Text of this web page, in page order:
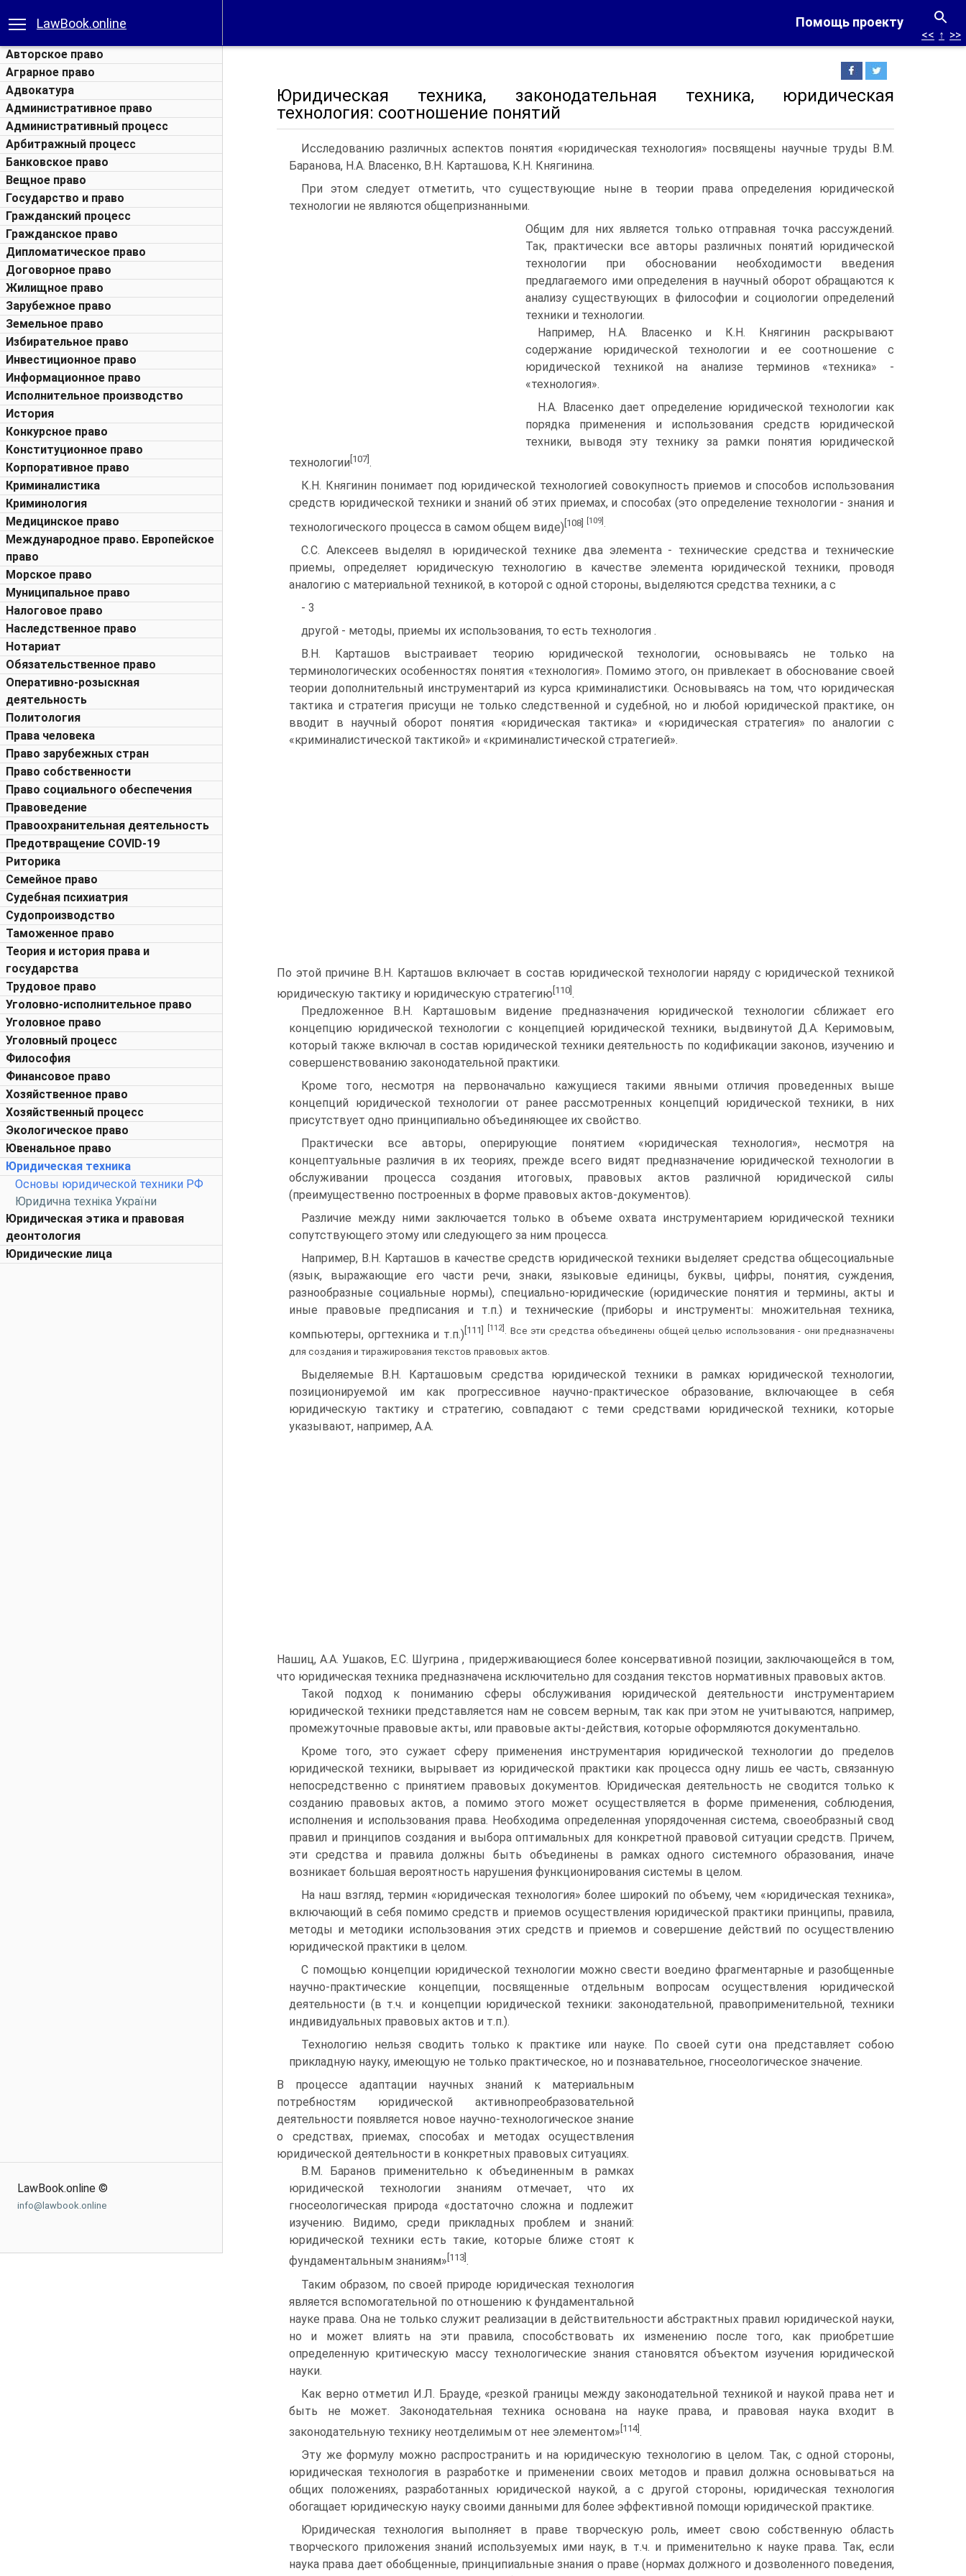
Помощь проекту
LawBook.online
Авторское право
Аграрное право
Адвокатура
Административное право
Административный процесс
Арбитражный процесс
Банковское право
Вещное право
Государство и право
Гражданский процесс
Гражданское право
Дипломатическое право
Договорное право
Жилищное право
Зарубежное право
Земельное право
Избирательное право
Инвестиционное право
Информационное право
Исполнительное производство
История
Конкурсное право
Конституционное право
Корпоративное право
Криминалистика
Криминология
Медицинское право
Международное право. Европейское
право
Морское право
Муниципальное право
Налоговое право
Наследственное право
Нотариат
Обязательственное право
Оперативно-розыскная
деятельность
Политология
Права человека
Право зарубежных стран
Право собственности
Право социального обеспечения
Правоведение
Правоохранительная деятельность
Предотвращение COVID-19
Риторика
Семейное право
Судебная психиатрия
Судопроизводство
Таможенное право
Теория и история права и
государства
Трудовое право
Уголовно-исполнительное право
Уголовное право
Уголовный процесс
Философия
Финансовое право
Хозяйственное право
Хозяйственный процесс
Экологическое право
Ювенальное право
Юридическая техника
Основы юридической техники РФ
Юридична техніка України
Юридическая этика и правовая
деонтология
Юридические лица
LawBook.online ©
info@lawbook.online
<< ↑ >>
Юридическая техника, законодательная техника, юридическая
технология: соотношение понятий
Исследованию различных аспектов понятия «юридическая технология» посвящены научные труды В.М.
Баранова, Н.А. Власенко, В.Н. Карташова, К.Н. Княгинина.
При этом следует отметить, что существующие ныне в теории права определения юридической
технологии не являются общепризнанными.
Общим для них является только отправная точка рассуждений.
Так, практически все авторы различных понятий юридической
технологии при обосновании необходимости введения
предлагаемого ими определения в научный оборот обращаются к
анализу существующих в философии и социологии определений
техники и технологии.
Например, Н.А. Власенко и К.Н. Княгинин раскрывают
содержание юридической технологии и ее соотношение с
юридической техникой на анализе терминов «техника» -
«технология».
Н.А. Власенко дает определение юридической технологии как
порядка применения и использования средств юридической
техники, выводя эту технику за рамки понятия юридической
технологии [107] .
К.Н. Княгинин понимает под юридической технологией совокупность приемов и способов использования
средств юридической техники и знаний об этих приемах, и способах (это определение технологии - знания и
технологического процесса в самом общем виде) [108] [109]
С.С. Алексеев выделял в юридической технике два элемента - технические средства и технические
приемы, определяет юридическую технологию в качестве элемента юридической техники, проводя
аналогию с материальной техникой, в которой с одной стороны, выделяются средства техники, а с
- 3
другой - методы, приемы их использования, то есть технология .
В.Н. Карташов выстраивает теорию юридической технологии, основываясь не только на
терминологических особенностях понятия «технология». Помимо этого, он привлекает в обоснование своей
теории дополнительный инструментарий из курса криминалистики. Основываясь на том, что юридическая
тактика и стратегия присущи не только следственной и судебной, но и любой юридической практике, он
вводит в научный оборот понятия «юридическая тактика» и «юридическая стратегия» по аналогии с
«криминалистической тактикой» и «криминалистической стратегией».
По этой причине В.Н. Карташов включает в состав юридической технологии наряду с юридической техникой
юридическую тактику и юридическую стратегию [110] .
Предложенное В.Н. Карташовым видение предназначения юридической технологии сближает его
концепцию юридической технологии с концепцией юридической техники, выдвинутой Д.А. Керимовым,
который также включал в состав юридической техники деятельность по кодификации законов, изучению и
совершенствованию законодательной практики.
Кроме того, несмотря на первоначально кажущиеся такими явными отличия проведенных выше
концепций юридической технологии от ранее рассмотренных концепций юридической техники, в них
присутствует одно принципиально объединяющее их свойство.
Практически все авторы, оперирующие понятием «юридическая технология», несмотря на
концептуальные различия в их теориях, прежде всего видят предназначение юридической технологии в
обслуживании процесса создания итоговых, правовых актов различной юридической силы
(преимущественно построенных в форме правовых актов-документов).
Различие между ними заключается только в объеме охвата инструментарием юридической техники
сопутствующего этому или следующего за ним процесса.
Например, В.Н. Карташов в качестве средств юридической техники выделяет средства общесоциальные
(язык, выражающие его части речи, знаки, языковые единицы, буквы, цифры, понятия, суждения,
разнообразные социальные нормы), специально-юридические (юридические понятия и термины, акты и
иные правовые предписания и т.п.) и технические (приборы и инструменты: множительная техника,
компьютеры, оргтехника и т.п.) [111] [112]
. Все эти средства объединены общей целью использования - они предназначены
для создания и тиражирования текстов правовых актов.
Выделяемые В.Н. Карташовым средства юридической техники в рамках юридической технологии,
позиционируемой им как прогрессивное научно-практическое образование, включающее в себя
юридическую тактику и стратегию, совпадают с теми средствами юридической техники, которые
указывают, например, А.А.
Нашиц, А.А. Ушаков, Е.С. Шугрина , придерживающиеся более консервативной позиции, заключающейся в том,
что юридическая техника предназначена исключительно для создания текстов нормативных правовых актов.
Такой подход к пониманию сферы обслуживания юридической деятельности инструментарием
юридической техники представляется нам не совсем верным, так как при этом не учитываются, например,
промежуточные правовые акты, или правовые акты-действия, которые оформляются документально.
Кроме того, это сужает сферу применения инструментария юридической технологии до пределов
юридической техники, вырывает из юридической практики как процесса одну лишь ее часть, связанную
непосредственно с принятием правовых документов. Юридическая деятельность не сводится только к
созданию правовых актов, а помимо этого может осуществляется в форме применения, соблюдения,
исполнения и использования права. Необходима определенная упорядоченная система, своеобразный свод
правил и принципов создания и выбора оптимальных для конкретной правовой ситуации средств. Причем,
эти средства и правила должны быть объединены в рамках одного системного образования, иначе
возникает большая вероятность нарушения функционирования системы в целом.
На наш взгляд, термин «юридическая технология» более широкий по объему, чем «юридическая техника»,
включающий в себя помимо средств и приемов осуществления юридической практики принципы, правила,
методы и методики использования этих средств и приемов и совершение действий по осуществлению
юридической практики в целом.
С помощью концепции юридической технологии можно свести воедино фрагментарные и разобщенные
научно-практические концепции, посвященные отдельным вопросам осуществления юридической
деятельности (в т.ч. и концепции юридической техники: законодательной, правоприменительной, техники
индивидуальных правовых актов и т.п.).
Технологию нельзя сводить только к практике или науке. По своей сути она представляет собою
прикладную науку, имеющую не только практическое, но и познавательное, гносеологическое значение.
В процессе адаптации научных знаний к материальным
потребностям юридической активнопреобразовательной
деятельности появляется новое научно-технологическое знание
о средствах, приемах, способах и методах осуществления
юридической деятельности в конкретных правовых ситуациях.
В.М. Баранов применительно к объединенным в рамках
юридической технологии знаниям отмечает, что их
гносеологическая природа «достаточно сложна и подлежит
изучению. Видимо, среди прикладных проблем и знаний:
юридической техники есть такие, которые ближе стоят к
фундаментальным знаниям» [113] .
Таким образом, по своей природе юридическая технология
является вспомогательной по отношению к фундаментальной
науке права. Она не только служит реализации в действительности абстрактных правил юридической науки,
но и может влиять на эти правила, способствовать их изменению после того, как приобретшие
определенную критическую массу технологические знания становятся объектом изучения юридической
науки.
Как верно отметил И.Л. Брауде, «резкой границы между законодательной техникой и наукой права нет и
быть не может. Законодательная техника основана на науке права, и правовая наука входит в
законодательную технику неотделимым от нее элементом» [114].
Эту же формулу можно распространить и на юридическую технологию в целом. Так, с одной стороны,
юридическая технология в разработке и применении своих методов и правил должна основываться на
общих положениях, разработанных юридической наукой, а с другой стороны, юридическая технология
обогащает юридическую науку своими данными для более эффективной помощи юридической практике.
Юридическая технология выполняет в праве творческую роль, имеет свою собственную область
творческого приложения знаний используемых ими наук, в т.ч. и применительно к науке права. Так, если
наука права дает обобщенные, принципиальные знания о праве (нормах должного и дозволенного поведения,